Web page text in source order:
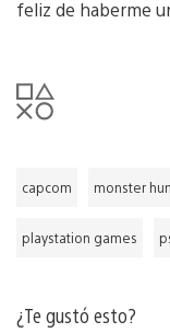
feliz de haberme
capcom monster
playstation games
¿Te gustó esto?